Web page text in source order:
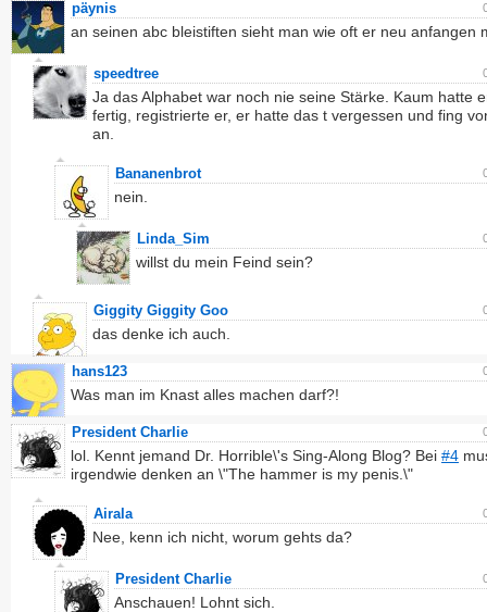
päynis
an seinen abc bleistiften sieht man wie oft er neu anfangen
speedtree
Ja das Alphabet war noch nie seine Stärke. Kaum hatte
fertig, registrierte er, er hatte das t vergessen und fing
an.
Bananenbrot
nein.
Linda_Sim
willst du mein Feind sein?
Giggity Giggity Goo
das denke ich auch.
hans123
Was man im Knast alles machen darf?!
President Charlie
lol. Kennt jemand Dr. Horrible\'s Sing-Along Blog? Bei #4
irgendwie denken an \"The hammer is my penis.\"
Airala
Nee, kenn ich nicht, worum gehts da?
President Charlie
Anschauen! Lohnt sich.